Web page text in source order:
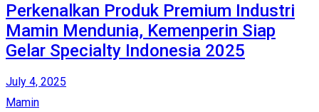
Perkenalkan Produk Premium Industri
Mamin Mendunia, Kemenperin Siap
Gelar Specialty Indonesia 2025
July 4, 2025
Mamin